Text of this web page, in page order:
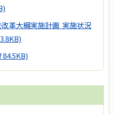
革大綱実施計画 実施状況